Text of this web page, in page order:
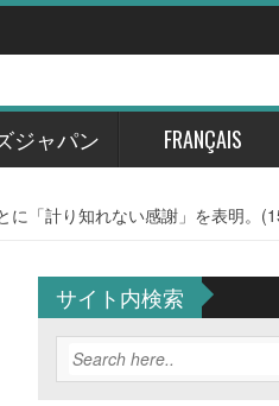
ジャパン FRANÇAIS
に「計り知れない感謝」を表明。
サイト内検索